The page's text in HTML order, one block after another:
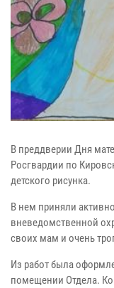
В преддверии Дня
Росгвардии по
детского рисунка.
В нем приняли
вневедомственной
своих мам и очень
Из работ была
помещении Отдела.